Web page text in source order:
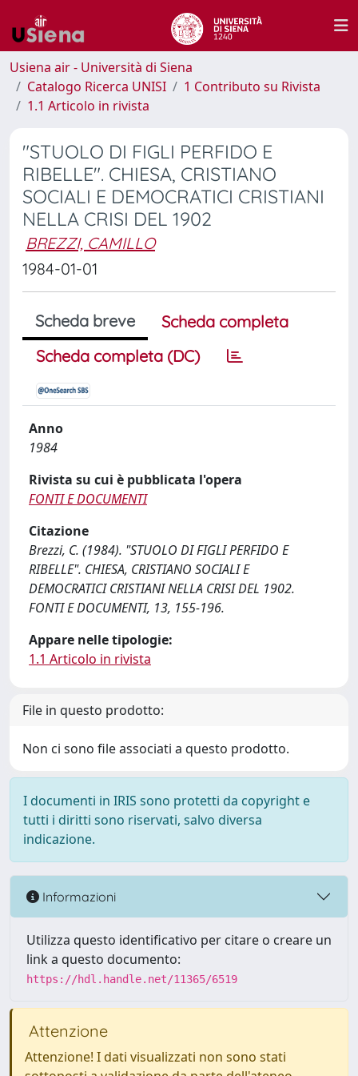
Usiena air - Università di Siena
Catalogo Ricerca UNISI
1 Contributo su Rivista
1.1 Articolo in rivista
"STUOLO DI FIGLI PERFIDO E
RIBELLE". CHIESA, CRISTIANO
SOCIALI E DEMOCRATICI CRISTIANI
NELLA CRISI DEL 1902
BREZZI, CAMILLO
1984-01-01
Scheda breve
Scheda completa
Scheda completa (DC)
Anno
1984
Rivista su cui è pubblicata l'opera
FONTI E DOCUMENTI
Citazione
Brezzi, C. (1984). "STUOLO DI FIGLI PERFIDO E
RIBELLE". CHIESA, CRISTIANO SOCIALI E
DEMOCRATICI CRISTIANI NELLA CRISI DEL 1902.
FONTI E DOCUMENTI, 13, 155-196.
Appare nelle tipologie:
1.1 Articolo in rivista
File in questo prodotto:
Non ci sono file associati a questo prodotto.
I documenti in IRIS sono protetti da copyright e
tutti i diritti sono riservati, salvo diversa
indicazione.
Informazioni
Utilizza questo identificativo per citare o creare un
link a questo documento:
https://hdl.handle.net/11365/6519
Attenzione
Attenzione! I dati visualizzati non sono stati